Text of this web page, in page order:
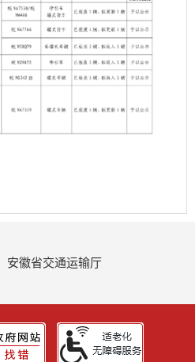
安徽省交通运输厅